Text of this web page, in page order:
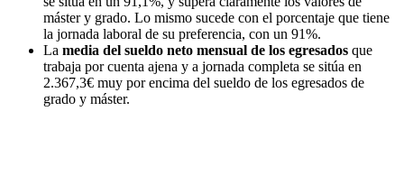
máster y grado. Lo mismo sucede con el porcentaje que tiene
la jornada laboral de su preferencia, con un 91%.
La media del sueldo neto mensual de los egresados que
trabaja por cuenta ajena y a jornada completa se sitúa en
2.367,3€ muy por encima del sueldo de los egresados de
grado y máster.